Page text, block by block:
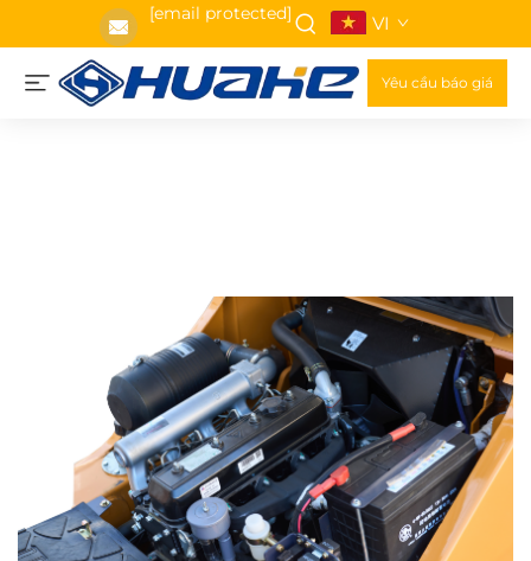
[email protected] VI
Yêu cầu báo giá